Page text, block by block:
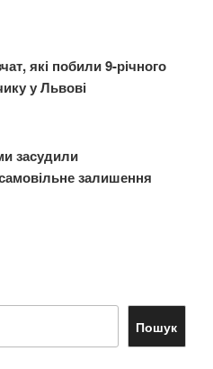
які побили 9-річного
у Львові
засудили
залишення
Пошук